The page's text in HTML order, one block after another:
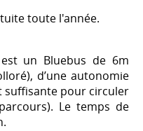
toute l'année.
un Bluebus de 6m
d’une autonomie
suffisante pour circuler
Le temps de